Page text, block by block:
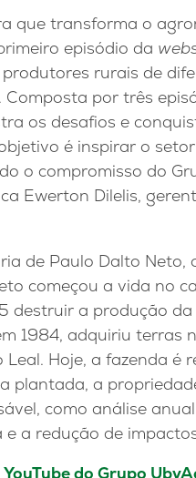
que transforma o
episódio da
rurais de
por três
os desafios e
é inspirar o
o compromisso do
Ewerton Dilelis,
de Paulo Dalto Neto,
começou a vida no
destruir a produção
1984, adquiriu terras
Hoje, a fazenda é
plantada, a
como análise
a redução de
YouTube do Grupo